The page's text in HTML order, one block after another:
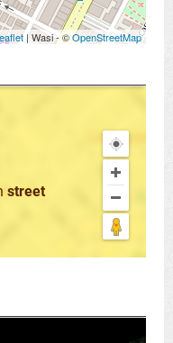
| Wasi - ©OpenStreetMap
street